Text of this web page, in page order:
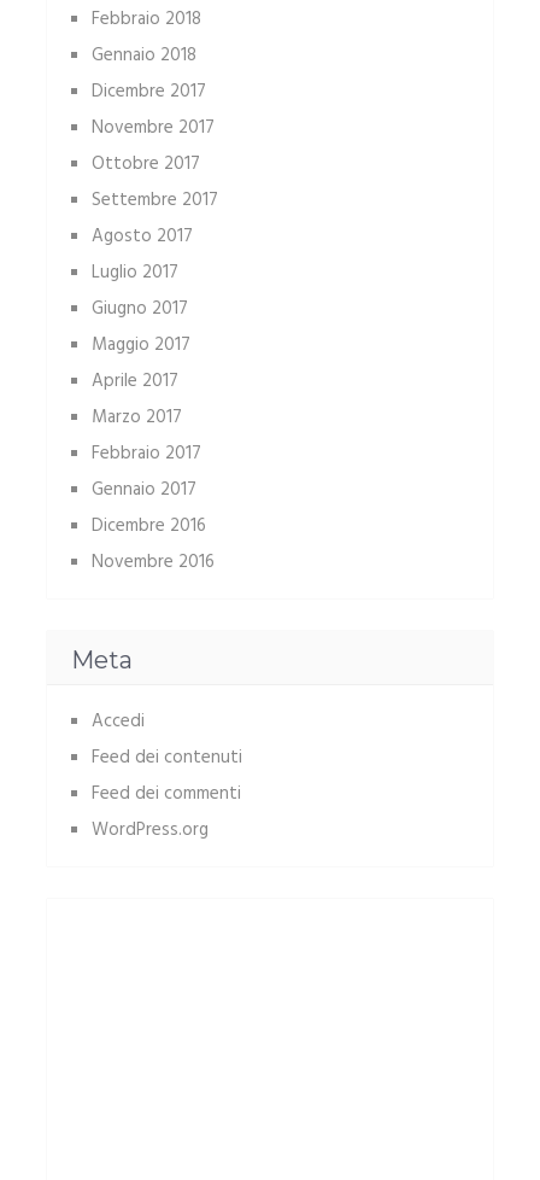
Febbraio 2018
Gennaio 2018
Dicembre 2017
Novembre 2017
Ottobre 2017
Settembre 2017
Agosto 2017
Luglio 2017
Giugno 2017
Maggio 2017
Aprile 2017
Marzo 2017
Febbraio 2017
Gennaio 2017
Dicembre 2016
Novembre 2016
Meta
Accedi
Feed dei contenuti
Feed dei commenti
WordPress.org